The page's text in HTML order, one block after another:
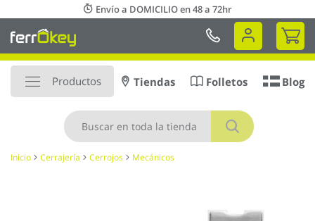
al
contenido
Envío a DOMICILIO en 48 a 72hr
Mi
Productos
Buscar
Tiendas Folletos Blog
Inicio Cerrajería Cerrojos Mecánicos